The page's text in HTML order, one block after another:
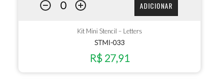
ADICIONAR
Kit Mini Stencil – Letters
STMI-033
R$ 27,91